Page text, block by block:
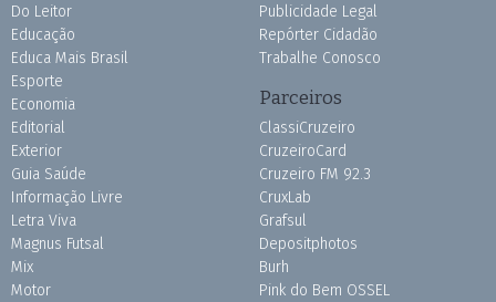
Do Leitor
Educação
Educa Mais Brasil
Esporte
Economia
Editorial
Exterior
Guia Saúde
Informação Livre
Letra Viva
Magnus Futsal
Mix
Motor
Publicidade Legal
Repórter Cidadão
Trabalhe Conosco
Parceiros
ClassiCruzeiro
CruzeiroCard
Cruzeiro FM 92.3
CruxLab
Grafsul
Depositphotos
Burh
Pink do Bem OSSEL